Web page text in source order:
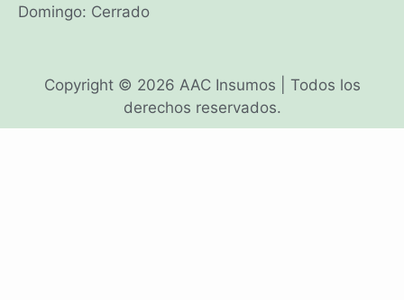
Domingo: Cerrado
Copyright © 2026 AAC Insumos | Todos los
derechos reservados.